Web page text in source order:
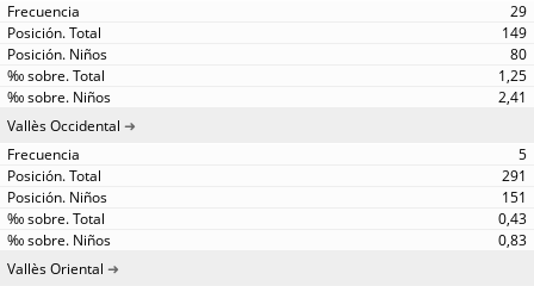
29
149
80
1,25
2,41
Vallès Occidental
5
291
151
0,43
0,83
Vallès Oriental